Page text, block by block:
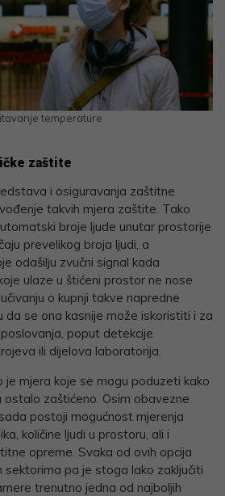
temperature
zaštite
i osiguravanja zaštitne
takvih mjera zaštite. Tako
broje ljude unutar prostorije
prevelikog broja ljudi, a
odašilju zvučni signal kada
ulaze u štićeni prostor ne nose
o kupnji takve napredne
da se ona kasnije može iskoristiti i za
poput detekcije
ili dijelova laboratorija.
je mjera koje se mogu poduzeti kako
ostalo zaštićeno. Osim obavezne
postoji mogućnost mjerenja
količine ljudi u prostoru, ali i
opreme. Svaka od ovih opcija
sektorima pa je stoga lako zaključiti
trenutno jedna od najboljih